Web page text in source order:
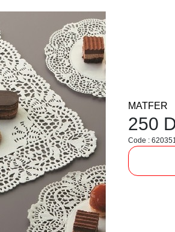
MATFER
250
Code :